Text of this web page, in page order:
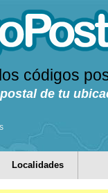
códigos
de tu
Localidades